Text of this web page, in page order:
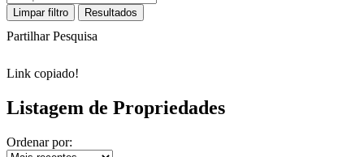
Limpar filtro Resultados
Partilhar Pesquisa
Link copiado!
Listagem de Propriedades
Ordenar por: